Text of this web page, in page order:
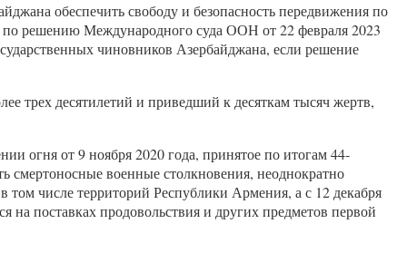
обеспечить свободу и безопасность передвижения по
по решению Международного суда ООН от 22 февраля 2023
чиновников Азербайджана, если решение
трех десятилетий и приведший к десяткам тысяч жертв,
огня от 9 ноября 2020 года, принятое по итогам 44-
военные столкновения, неоднократно
числе территорий Республики Армения, а с 12 декабря
поставках продовольствия и других предметов первой